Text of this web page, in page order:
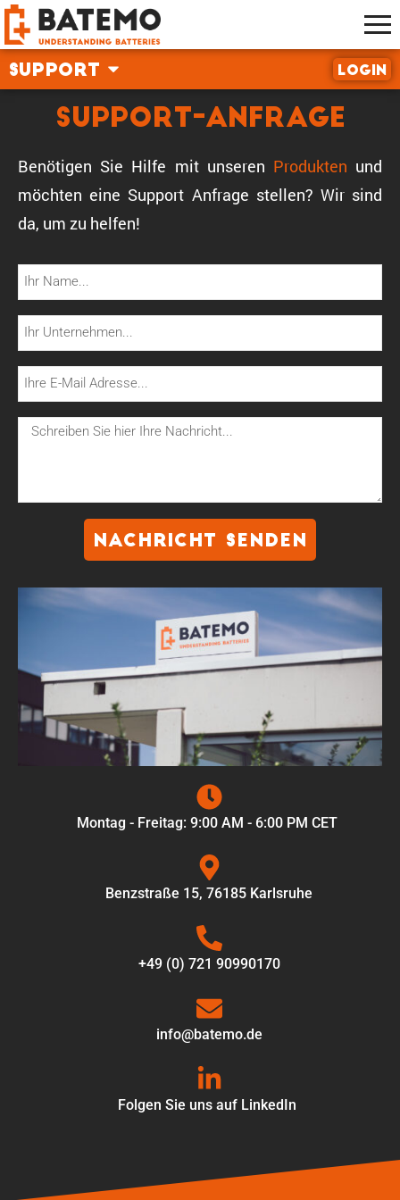
Support Login
Support-Anfrage
Benötigen Sie Hilfe mit unseren Produkten und
möchten eine Support Anfrage stellen? Wir sind
da, um zu helfen!
NACHRICHT SENDEN
Montag - Freitag: 9:00 AM - 6:00 PM CET
Benzstraße 15, 76185 Karlsruhe
+49 (0) 721 90990170
info@batemo.de
Folgen Sie uns auf LinkedIn